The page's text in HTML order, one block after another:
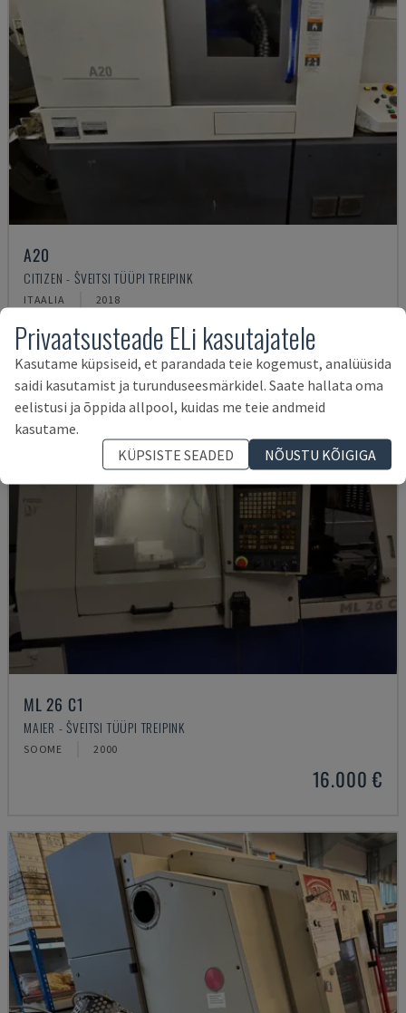
A20
CITIZEN - ŠVEITSI TÜÜPI TREIPINK
ITAALIA 2018
67.000 €
ML 26 C1
MAIER - ŠVEITSI TÜÜPI TREIPINK
SOOME 2000
16.000 €
Privaatsusteade ELi kasutajatele
Kasutame küpsiseid, et parandada teie kogemust, analüüsida
saidi kasutamist ja turunduseesmärkidel. Saate hallata oma
eelistusi ja õppida allpool, kuidas me teie andmeid
kasutame.
KÜPSISTE SEADED
NÕUSTU KÕIGIGA